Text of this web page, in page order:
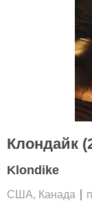
Клондайк
Klondike
США, Канада